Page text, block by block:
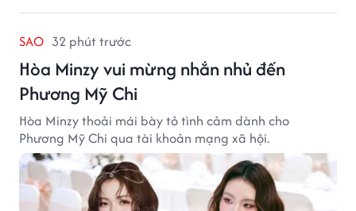
SAO 32 phút trước
Hòa Minzy vui mừng nhắn nhủ đến
Phương Mỹ Chi
Hòa Minzy thoải mái bày tỏ tình cảm dành cho
Phương Mỹ Chi qua tài khoản mạng xã hội.